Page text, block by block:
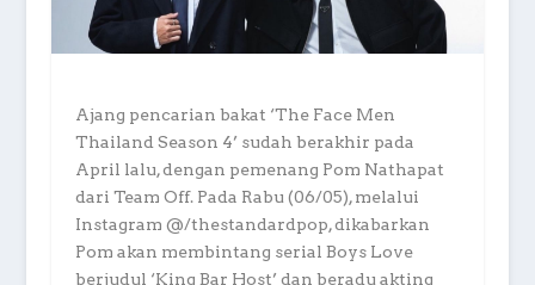
Ajang pencarian bakat ‘The Face Men
Thailand Season 4’ sudah berakhir pada
April lalu, dengan pemenang Pom Nathapat
dari Team Off. Pada Rabu (06/05), melalui
Instagram @/thestandardpop, dikabarkan
Pom akan membintang serial Boys Love
berjudul ‘King Bar Host’ dan beradu akting